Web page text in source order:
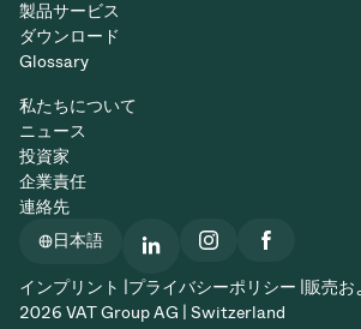
製品サービス
ダウンロード
Glossary
私たちについて
ニュース
投資家
企業責任
連絡先
日本語
インプリント | プライバシーポリシー | 販売お
2026 VAT Group AG | Switzerland